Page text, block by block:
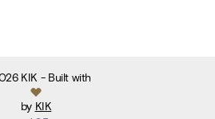
KIK - Built with
by KIK